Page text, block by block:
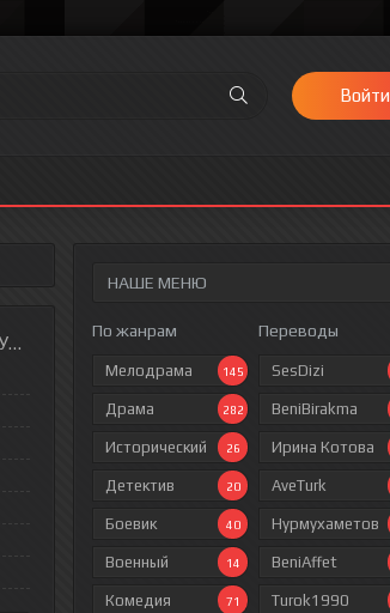
Войти
НАШЕ МЕНЮ
По жанрам
Мелодрама 145
Драма 282
Исторический 26
Детектив 20
Боевик 40
Военный 14
Комедия 71
Переводы
SesDizi
BeniBirakma
Ирина Котова
AveTurk
Нурмухаметов
BeniAffet
Turok1990
СЕРИАЛ НА РУССКОМ!